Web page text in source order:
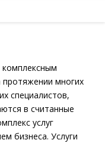
комплексным
многих
специалистов,
в считанные
услуг
бизнеса. Услуги